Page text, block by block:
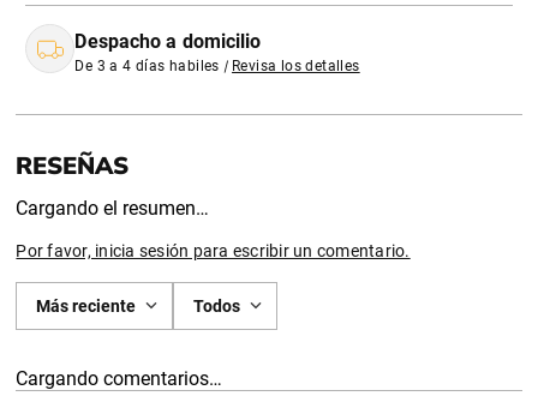
Despacho a domicilio
De 3 a 4 días habiles | Revisa los detalles
Cargando el resumen…
Por favor, inicia sesión para escribir un comentario.
Más reciente Todos
Cargando comentarios…